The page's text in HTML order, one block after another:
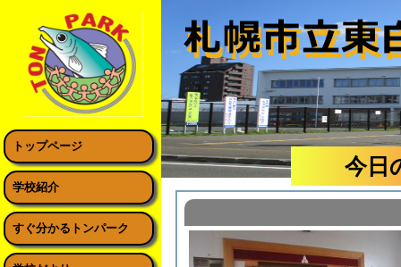
トップページ
学校紹介
すぐ分かるトンパーク
今日